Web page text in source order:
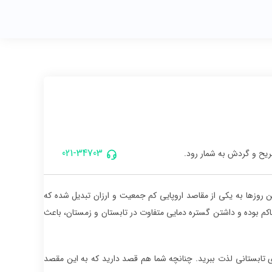
021-34703 و گردش به شمار رود.
روزها به یکی از مقاصد اروپایی کم جمعیت و ارزان تبدیل شده که
و داشتن گستره دمایی متفاوت در تابستان و زمستان، باعث
تابستانی لذت ببرید. چنانچه شما هم قصد دارید که به این مقصد